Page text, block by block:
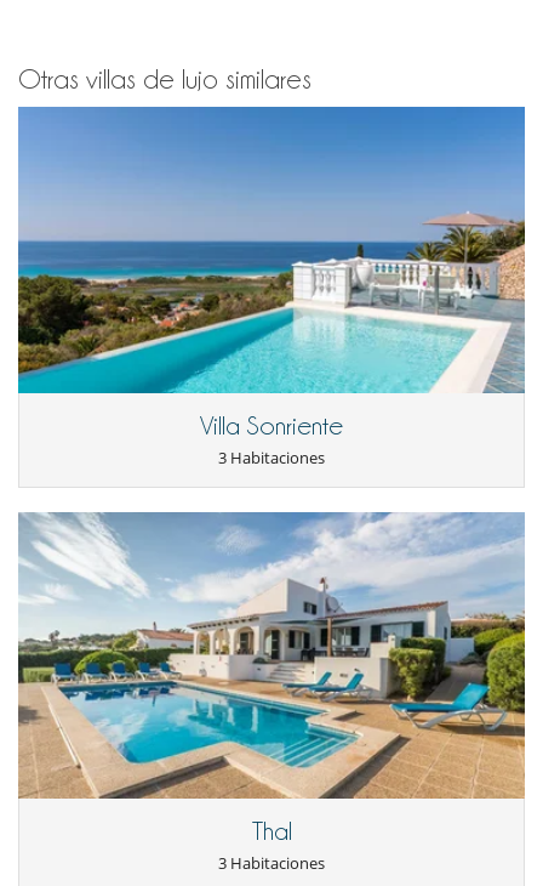
Otras villas de lujo similares
Villa Sonriente
3 Habitaciones
Thal
3 Habitaciones